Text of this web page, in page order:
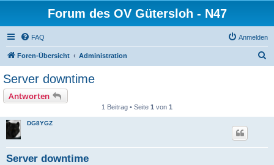
Forum des OV Gütersloh - N47
FAQ Anmelden
Foren-Übersicht Administration
Server downtime
Antworten
1 Beitrag • Seite 1 von 1
DG8YGZ
Server downtime